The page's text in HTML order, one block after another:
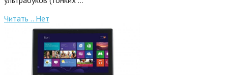
Читать .. Нет